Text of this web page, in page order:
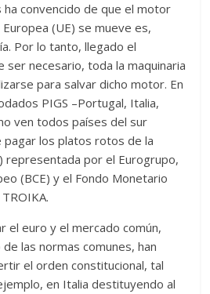
convencido de que el motor
Europea (UE) se mueve es,
Por lo tanto, llegado el
ser necesario, toda la maquinaria
para salvar dicho motor. En
PIGS –Portugal, Italia,
ven todos países del sur
los platos rotos de la
representada por el Eurogrupo,
(BCE) y el Fondo Monetario
el euro y el mercado común,
las normas comunes, han
el orden constitucional, tal
en Italia destituyendo al